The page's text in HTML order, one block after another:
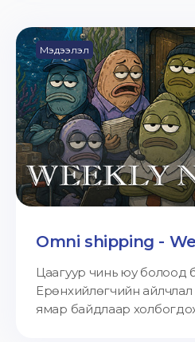
Мэдээлэл
Omni shipping -
Цаагуур чинь юу болоод
Ерөнхийлөгчийн
ямар байдлаар